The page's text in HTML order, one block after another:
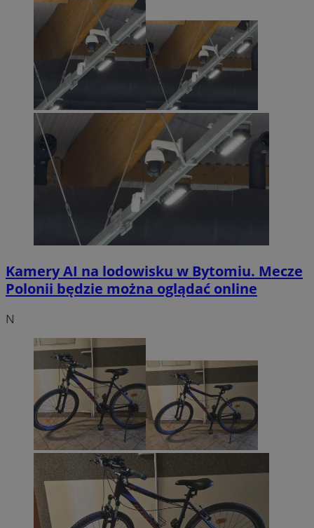
Kamery AI na lodowisku w Bytomiu. Mecze
Polonii będzie można oglądać online
N